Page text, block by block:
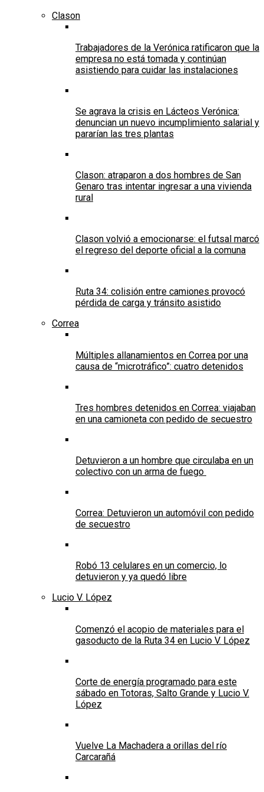
Clason
Trabajadores de la Verónica ratificaron que la
empresa no está tomada y continúan
asistiendo para cuidar las instalaciones
Se agrava la crisis en Lácteos Verónica:
denuncian un nuevo incumplimiento salarial y
pararían las tres plantas
Clason: atraparon a dos hombres de San
Genaro tras intentar ingresar a una vivienda
rural
Clason volvió a emocionarse: el futsal marcó
el regreso del deporte oficial a la comuna
Ruta 34: colisión entre camiones provocó
pérdida de carga y tránsito asistido
Correa
Múltiples allanamientos en Correa por una
causa de “microtráfico”: cuatro detenidos
Tres hombres detenidos en Correa: viajaban
en una camioneta con pedido de secuestro
Detuvieron a un hombre que circulaba en un
colectivo con un arma de fuego
Correa: Detuvieron un automóvil con pedido
de secuestro
Robó 13 celulares en un comercio, lo
detuvieron y ya quedó libre
Lucio V. López
Comenzó el acopio de materiales para el
gasoducto de la Ruta 34 en Lucio V. López
Corte de energía programado para este
sábado en Totoras, Salto Grande y Lucio V.
López
Vuelve La Machadera a orillas del río
Carcarañá